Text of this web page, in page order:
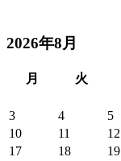
2026年8月
月 火
3
4 5
10
11 12
17
18 19